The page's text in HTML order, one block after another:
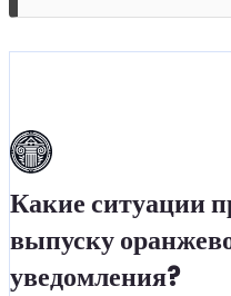
Какие ситуации
выпуску
уведомления?